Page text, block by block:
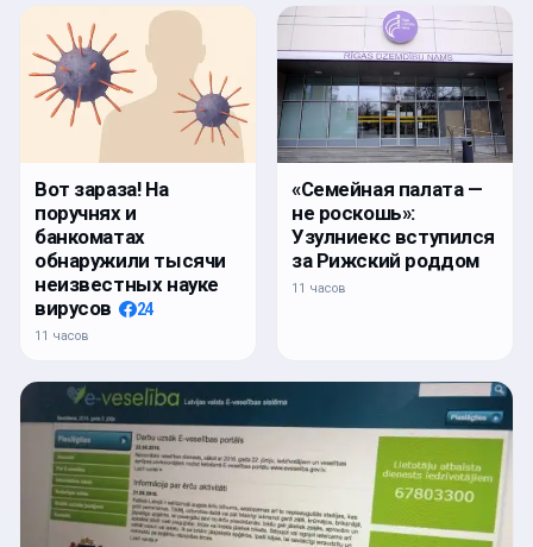
Вот зараза! На
поручнях и
банкоматах
обнаружили тысячи
неизвестных науке
вирусов
24
11 часов
«Семейная палата —
не роскошь»:
Узулниекс вступился
за Рижский роддом
11 часов